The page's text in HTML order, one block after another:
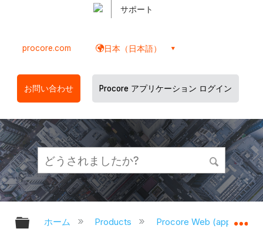
サポート
procore.com 日本（日本語）
お問い合わせ Procore アプリケーション ログイン
グローバル階層を展開/折りたたむ
ホーム Products Procore Web